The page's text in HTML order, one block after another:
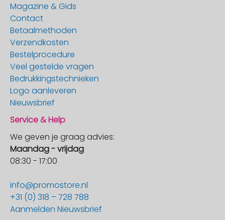
Magazine & Gids
Contact
Betaalmethoden
Verzendkosten
Bestelprocedure
Veel gestelde vragen
Bedrukkingstechnieken
Logo aanleveren
Nieuwsbrief
Service & Help
We geven je graag advies:
Maandag - vrijdag
08:30 - 17:00
info@promostore.nl
+31 (0) 318 – 728 788
Aanmelden Nieuwsbrief